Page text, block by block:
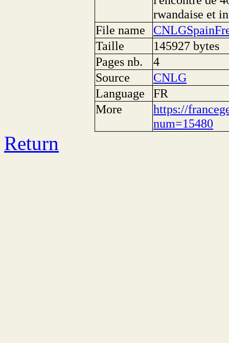
rwandaise et
File name
Taille
145927 bytes
Pages nb.
4
Source
CNLG
Language
FR
More
https://
num=15480
Return